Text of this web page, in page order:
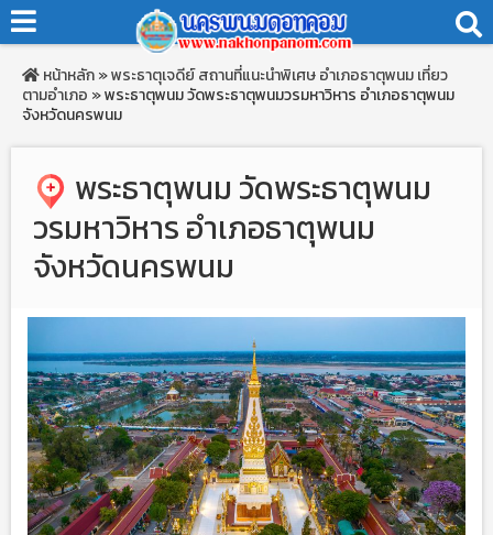
หน้าหลัก»พระธาตุเจดีย์สถานที่แนะนำพิเศษอำเภอธาตุพนมเที่ยว
ตามอำเภอ »พระธาตุพนม วัดพระธาตุพนมวรมหาวิหาร อำเภอธาตุพนม
จังหวัดนครพนม
พระธาตุพนม วัดพระธาตุพนม
วรมหาวิหาร อำเภอธาตุพนม
จังหวัดนครพนม